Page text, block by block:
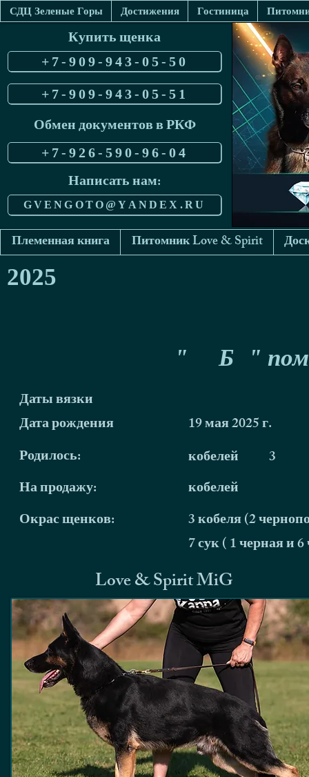
СДЦ Зеленые Горы Достижения Гостиница
Купить щенка
+7-909-943-05-50
+7-909-943-05-51
Обмен документов в РКФ
+7-926-590-96-04
Написать нам:
GVENGOTO@YANDEX.RU
Племенная книга Питомник Love & Spirit
2025
" Б "
Даты вязки
Дата рождения
19 мая 2025 г.
Родилось:
кобелей
3
На продажу:
кобелей
Окрас щенков:
3 кобеля (2
7 сук ( 1 черная и
Love & Spirit MiG